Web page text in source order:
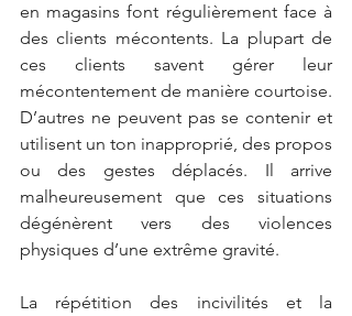
en magasins font régulièrement face à
des clients mécontents. La plupart de
ces clients savent gérer leur
mécontentement de manière courtoise.
D’autres ne peuvent pas se contenir et
utilisent un ton inapproprié, des propos
ou des gestes déplacés. Il arrive
malheureusement que ces situations
dégénèrent vers des violences
physiques d’une extrême gravité.
La répétition des incivilités et la